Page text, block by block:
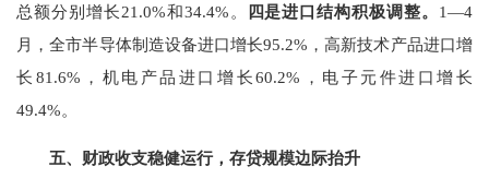
总额分别增长21.0%和34.4% 。 四是进口结构积极调整。 1—4
月，全市半导体制造设备进口增长95.2% ，高新技术产品进口增
长 81.6% ，机电产品进口增长60.2% ，电子元件进口增长
49.4%。
五、财政收支稳健运行，存贷规模边际抬升